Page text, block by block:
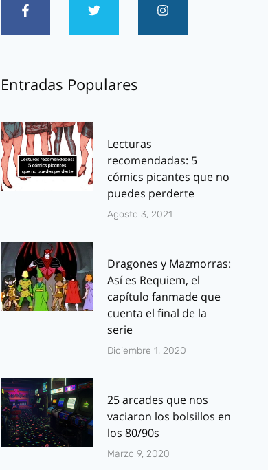
Entradas Populares
Lecturas
recomendadas: 5
cómics picantes que no
puedes perderte
Agosto 3, 2021
Dragones y Mazmorras:
Así es Requiem, el
capítulo fanmade que
cuenta el final de la
serie
Diciembre 1, 2020
25 arcades que nos
vaciaron los bolsillos en
los 80/90s
Marzo 9, 2020